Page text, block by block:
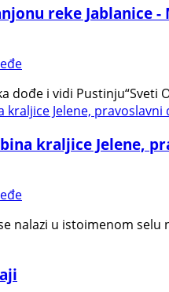
reke Jablanice
dođe i vidi
kraljice Jelene,
nalazi u istoimenom